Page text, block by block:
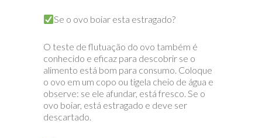
Se o ovo boiar esta estragado?
O teste de flutuação do ovo também é
conhecido e eficaz para descobrir se o
alimento está bom para consumo. Coloque
o ovo em um copo ou tigela cheio de água e
observe: se ele afundar, está fresco. Se o
ovo boiar, está estragado e deve ser
descartado.